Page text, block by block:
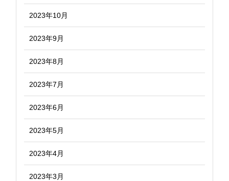
2023年10月
2023年9月
2023年8月
2023年7月
2023年6月
2023年5月
2023年4月
2023年3月